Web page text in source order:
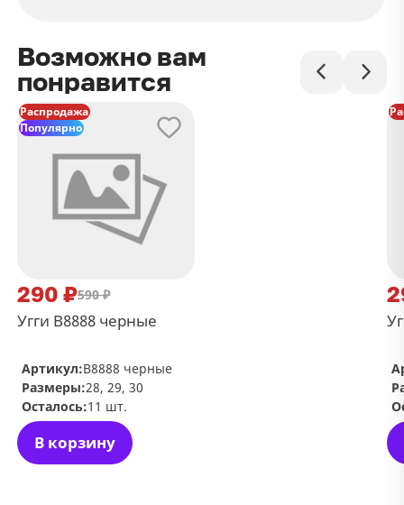
Возможно вам
понравится
Распродажа
Популярно
290 ₽590 ₽
Угги В8888 черные
В корзину
Артикул:В8888 черные
Размеры:28, 29, 30
Осталось:11 шт.